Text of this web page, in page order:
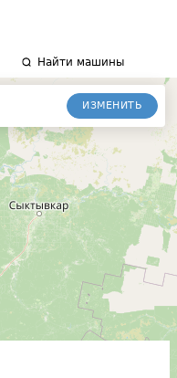
Найти машины
ИЗМЕНИТЬ